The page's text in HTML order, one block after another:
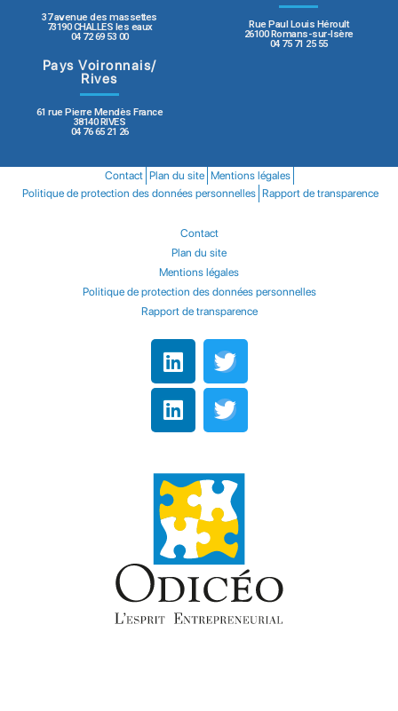
37 avenue des massettes
73190 CHALLES les eaux
04 72 69 53 00
Rue Paul Louis Héroult
26100 Romans-sur-Isère
04 75 71 25 55
Pays Voironnais/
Rives
61 rue Pierre Mendès France
38140 RIVES
04 76 65 21 26
Contact Plan du site Mentions légales
Politique de protection des données personnelles Rapport de transparence
Contact
Plan du site
Mentions légales
Politique de protection des données personnelles
Rapport de transparence